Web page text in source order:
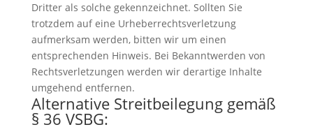
Dritter als solche gekennzeichnet. Sollten Sie
trotzdem auf eine Urheberrechtsverletzung
aufmerksam werden, bitten wir um einen
entsprechenden Hinweis. Bei Bekanntwerden von
Rechtsverletzungen werden wir derartige Inhalte
umgehend entfernen.
Alternative Streitbeilegung gemäß
§ 36 VSBG: